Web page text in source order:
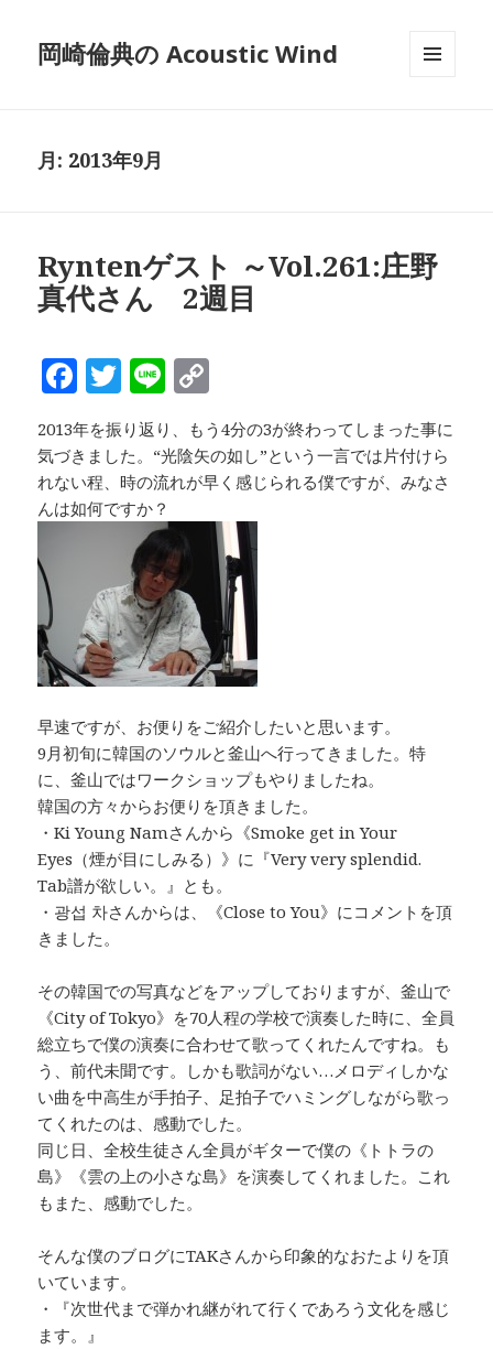
岡崎倫典の Acoustic Wind
月: 2013年9月
Ryntenゲスト ～Vol.261:庄野
真代さん 2週目
F
a
c
e
b
o
k
T
w
it
te
r
Li
n
e
o
p
y
Li
n
k
2013年を振り返り、もう4分の3が終わってしまった事に
気づきました。“光陰矢の如し”という一言では片付けら
れない程、時の流れが早く感じられる僕ですが、みなさ
んは如何ですか？
早速ですが、お便りをご紹介したいと思います。
9月初旬に韓国のソウルと釜山へ行ってきました。特
に、釜山ではワークショップもやりましたね。
韓国の方々からお便りを頂きました。
・Ki Young Namさんから《Smoke get in Your
Eyes（煙が目にしみる）》に『Very very splendid.
Tab譜が欲しい。』とも。
・광섭 차さんからは、《Close to You》にコメントを頂
きました。
その韓国での写真などをアップしておりますが、釜山で
《City of Tokyo》を70人程の学校で演奏した時に、全員
総立ちで僕の演奏に合わせて歌ってくれたんですね。も
う、前代未聞です。しかも歌詞がない…メロディしかな
い曲を中高生が手拍子、足拍子でハミングしながら歌っ
てくれたのは、感動でした。
同じ日、全校生徒さん全員がギターで僕の《トトラの
島》《雲の上の小さな島》を演奏してくれました。これ
もまた、感動でした。
そんな僕のブログにTAKさんから印象的なおたよりを頂
いています。
・『次世代まで弾かれ継がれて行くであろう文化を感じ
ます。』